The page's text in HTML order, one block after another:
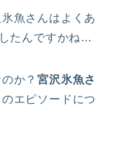
魚さんはよくあ
たんですかね…
か？宮沢氷魚さ
エピソードにつ